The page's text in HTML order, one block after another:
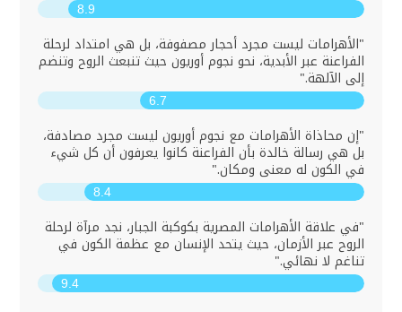
8.9
"الأهرامات ليست مجرد أحجار مصفوفة، بل هي امتداد لرحلة
الفراعنة عبر الأبدية، نحو نجوم أوريون حيث تنبعث الروح وتنضم
إلى الآلهة."
6.7
"إن محاذاة الأهرامات مع نجوم أوريون ليست مجرد مصادفة،
بل هي رسالة خالدة بأن الفراعنة كانوا يعرفون أن كل شيء
في الكون له معنى ومكان."
8.4
"في علاقة الأهرامات المصرية بكوكبة الجبار، نجد مرآة لرحلة
الروح عبر الأزمان، حيث يتحد الإنسان مع عظمة الكون في
تناغم لا نهائي."
9.4